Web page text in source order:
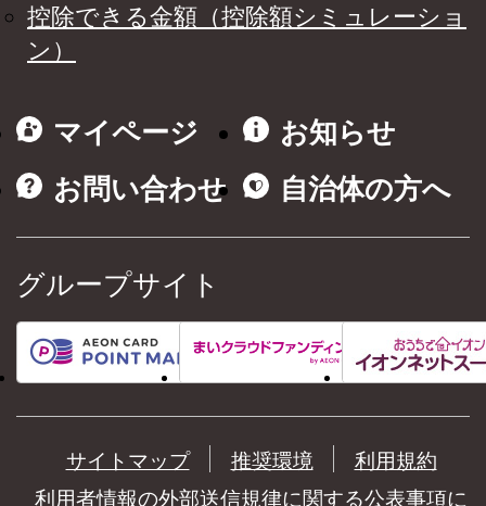
控除できる金額（控除額シミュレーショ
ン）
マイページ
お知らせ
お問い合わせ
自治体の方へ
グループサイト
サイトマップ 推奨環境
利用規約
利用者情報の外部送信規律に関する公表事項に